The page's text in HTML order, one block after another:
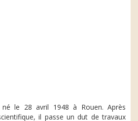
né le 28 avril 1948 à Rouen. Après
il passe un dut de travaux